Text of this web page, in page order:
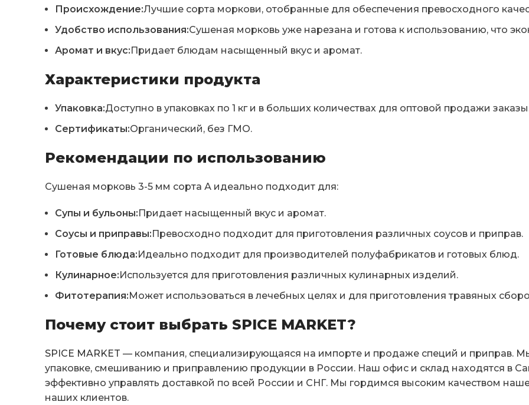
Происхождение:Лучшие сорта моркови, отобранные для обеспечения превосходного
Удобство использования:Сушеная морковь уже нарезана и готова к использованию, что
Аромат и вкус:Придает блюдам насыщенный вкус и аромат.
Характеристики продукта
Упаковка:Доступно в упаковках по 1 кг и в больших количествах для оптовой продажи
Сертификаты:Органический, без ГМО.
Рекомендации по использованию
Сушеная морковь 3-5 мм сорта А идеально подходит для:
Супы и бульоны:Придает насыщенный вкус и аромат.
Соусы и приправы:Превосходно подходит для приготовления различных соусов и приправ.
Готовые блюда:Идеально подходит для производителей полуфабрикатов и готовых блюд.
Кулинарное:Используется для приготовления различных кулинарных изделий.
Фитотерапия:Может использоваться в лечебных целях и для приготовления травяных
Почему стоит выбрать SPICE MARKET?
SPICE MARKET — компания, специализирующаяся на импорте и продаже специй и приправ.
упаковке, смешиванию и приправлению продукции в России. Наш офис и склад находятся в
эффективно управлять доставкой по всей России и СНГ. Мы гордимся высоким качеством
наших клиентов.